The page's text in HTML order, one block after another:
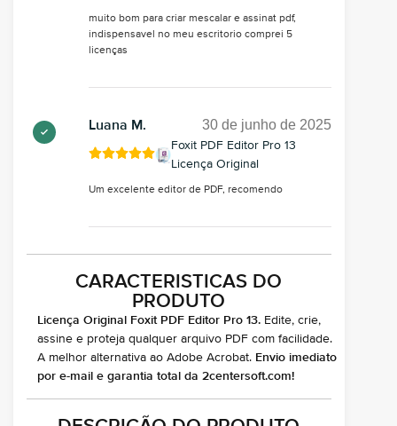
muito bom para criar mescalar e assinat pdf,
indispensavel no meu escritorio comprei 5
licenças
Luana M. 30 de junho de 2025
Foxit PDF Editor Pro 13
Licença Original
Um excelente editor de PDF, recomendo
CARACTERISTICAS DO
PRODUTO
Licença Original Foxit PDF Editor Pro 13. Edite, crie,
assine e proteja qualquer arquivo PDF com facilidade.
A melhor alternativa ao Adobe Acrobat. Envio imediato
por e-mail e garantia total da 2centersoft.com!